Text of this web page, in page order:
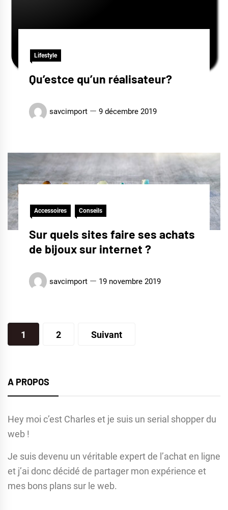
Lifestyle
Qu’estce qu’un réalisateur?
savcimport 9 décembre 2019
Accessoires Conseils
Sur quels sites faire ses achats
de bijoux sur internet ?
savcimport 19 novembre 2019
Pagination
des
1 2 Suivant
A PROPOS
Hey moi c’est Charles et je suis un serial shopper du
web !
Je suis devenu un véritable expert de l’achat en ligne
et j’ai donc décidé de partager mon expérience et
mes bons plans sur le web.